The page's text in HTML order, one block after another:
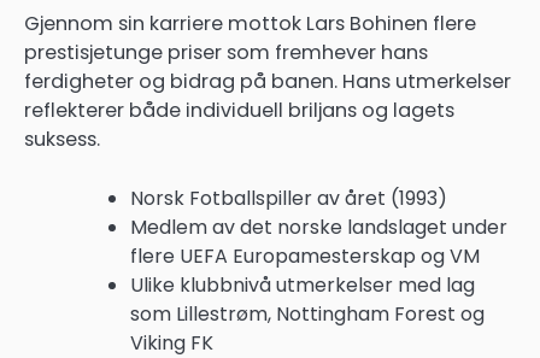
Gjennom sin karriere mottok Lars Bohinen flere
prestisjetunge priser som fremhever hans
ferdigheter og bidrag på banen. Hans utmerkelser
reflekterer både individuell briljans og lagets
suksess.
Norsk Fotballspiller av året (1993)
Medlem av det norske landslaget under
flere UEFA Europamesterskap og VM
Ulike klubbnivå utmerkelser med lag
som Lillestrøm, Nottingham Forest og
Viking FK